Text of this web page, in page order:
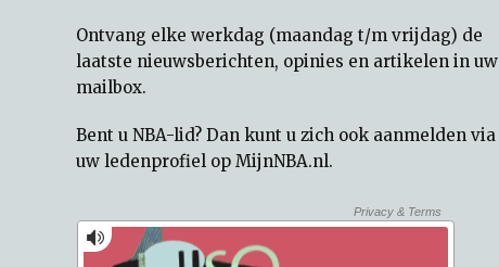
Ontvang elke werkdag (maandag t/m vrijdag) de
laatste nieuwsberichten, opinies en artikelen in uw
mailbox.
Bent u NBA-lid? Dan kunt u zich ook aanmelden via
uw ledenprofiel op MijnNBA.nl.